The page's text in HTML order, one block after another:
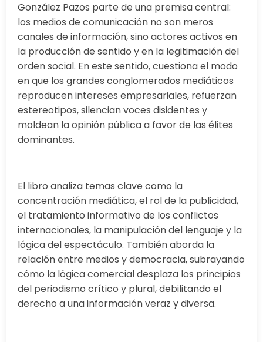
González Pazos parte de una premisa central:
los medios de comunicación no son meros
canales de información, sino actores activos en
la producción de sentido y en la legitimación del
orden social. En este sentido, cuestiona el modo
en que los grandes conglomerados mediáticos
reproducen intereses empresariales, refuerzan
estereotipos, silencian voces disidentes y
moldean la opinión pública a favor de las élites
dominantes.
El libro analiza temas clave como la
concentración mediática, el rol de la publicidad,
el tratamiento informativo de los conflictos
internacionales, la manipulación del lenguaje y la
lógica del espectáculo. También aborda la
relación entre medios y democracia, subrayando
cómo la lógica comercial desplaza los principios
del periodismo crítico y plural, debilitando el
derecho a una información veraz y diversa.